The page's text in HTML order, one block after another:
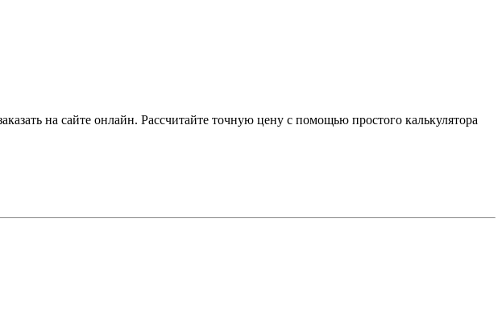
на сайте онлайн. Рассчитайте точную цену с помощью простого калькулятора